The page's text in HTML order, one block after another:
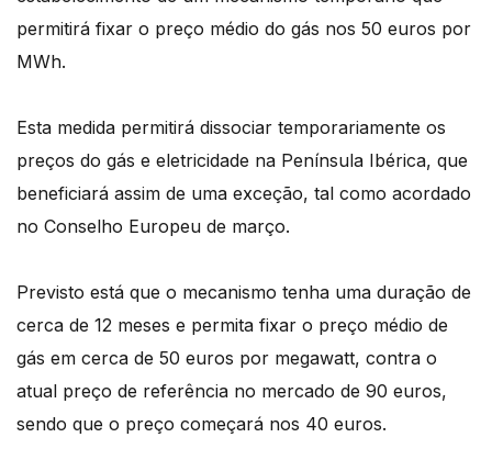
permitirá fixar o preço médio do gás nos 50 euros por
MWh.
Esta medida permitirá dissociar temporariamente os
preços do gás e eletricidade na Península Ibérica, que
beneficiará assim de uma exceção, tal como acordado
no Conselho Europeu de março.
Previsto está que o mecanismo tenha uma duração de
cerca de 12 meses e permita fixar o preço médio de
gás em cerca de 50 euros por megawatt, contra o
atual preço de referência no mercado de 90 euros,
sendo que o preço começará nos 40 euros.